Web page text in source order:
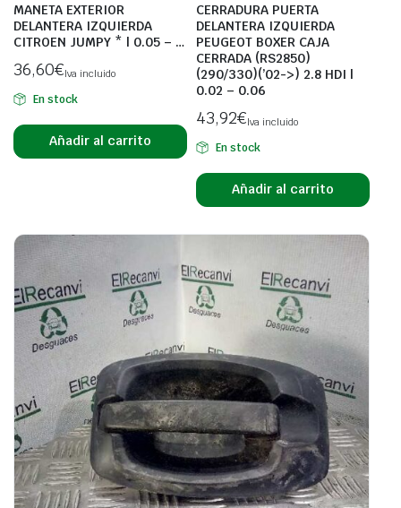
MANETA EXTERIOR
DELANTERA IZQUIERDA
CITROEN JUMPY * | 0.05 – …
36,60€Iva incluido
En stock
Añadir al carrito
CERRADURA PUERTA
DELANTERA IZQUIERDA
PEUGEOT BOXER CAJA
CERRADA (RS2850)
(290/330)(’02->) 2.8 HDI |
0.02 – 0.06
43,92€Iva incluido
En stock
Añadir al carrito